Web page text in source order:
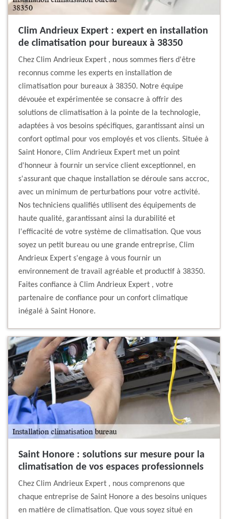
Clim Andrieux Expert : expert en installation
de climatisation pour bureaux à 38350
Chez Clim Andrieux Expert , nous sommes fiers d'être
reconnus comme les experts en installation de
climatisation pour bureaux à 38350. Notre équipe
dévouée et expérimentée se consacre à offrir des
solutions de climatisation à la pointe de la technologie,
adaptées à vos besoins spécifiques, garantissant ainsi un
confort optimal pour vos employés et vos clients. Située à
Saint Honore, Clim Andrieux Expert met un point
d'honneur à fournir un service client exceptionnel, en
s'assurant que chaque installation se déroule sans accroc,
avec un minimum de perturbations pour votre activité.
Nos techniciens qualifiés utilisent des équipements de
haute qualité, garantissant ainsi la durabilité et
l'efficacité de votre système de climatisation. Que vous
soyez un petit bureau ou une grande entreprise, Clim
Andrieux Expert s'engage à vous fournir un
environnement de travail agréable et productif à 38350.
Faites confiance à Clim Andrieux Expert , votre
partenaire de confiance pour un confort climatique
inégalé à Saint Honore.
Saint Honore : solutions sur mesure pour la
climatisation de vos espaces professionnels
Chez Clim Andrieux Expert , nous comprenons que
chaque entreprise de Saint Honore a des besoins uniques
en matière de climatisation. Que vous soyez situé en